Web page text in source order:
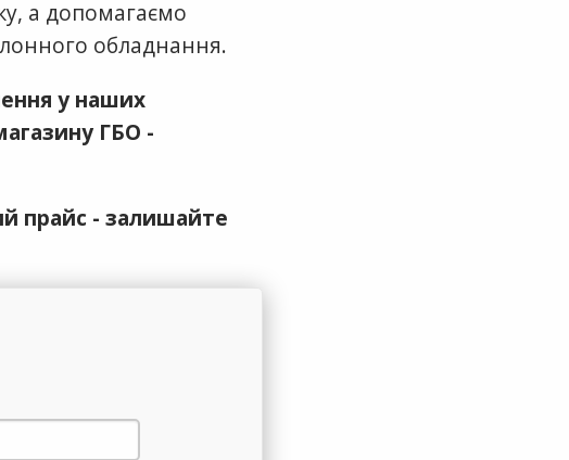
а допомагаємо
обладнання.
у наших
ГБО -
прайс - залишайте